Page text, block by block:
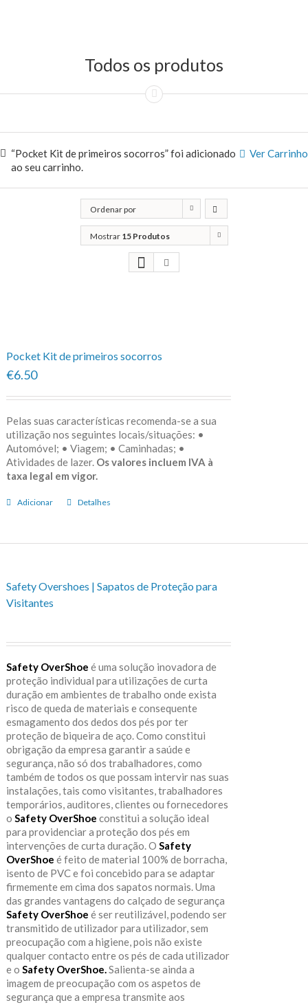
Todos os produtos
Ver Carrinho
“Pocket Kit de primeiros socorros” foi adicionado
ao seu carrinho.
Ordenar por
Popularidade
Mostrar 15 Produtos
Pocket Kit de primeiros socorros
€6.50
Pelas suas características recomenda-se a sua
utilização nos seguintes locais/situações: •
Automóvel; • Viagem; • Caminhadas; •
Atividades de lazer. Os valores incluem IVA à
taxa legal em vigor.
Adicionar Detalhes
Safety Overshoes | Sapatos de Proteção para
Visitantes
Safety OverShoe é uma solução inovadora de
proteção individual para utilizações de curta
duração em ambientes de trabalho onde exista
risco de queda de materiais e consequente
esmagamento dos dedos dos pés por ter
proteção de biqueira de aço. Como constitui
obrigação da empresa garantir a saúde e
segurança, não só dos trabalhadores, como
também de todos os que possam intervir nas suas
instalações, tais como visitantes, trabalhadores
temporários, auditores, clientes ou fornecedores
o Safety OverShoe constitui a solução ideal
para providenciar a proteção dos pés em
intervenções de curta duração. O Safety
OverShoe é feito de material 100% de borracha,
isento de PVC e foi concebido para se adaptar
firmemente em cima dos sapatos normais. Uma
das grandes vantagens do calçado de segurança
Safety OverShoe é ser reutilizável, podendo ser
transmitido de utilizador para utilizador, sem
preocupação com a higiene, pois não existe
qualquer contacto entre os pés de cada utilizador
e o Safety OverShoe. Salienta-se ainda a
imagem de preocupação com os aspetos de
segurança que a empresa transmite aos